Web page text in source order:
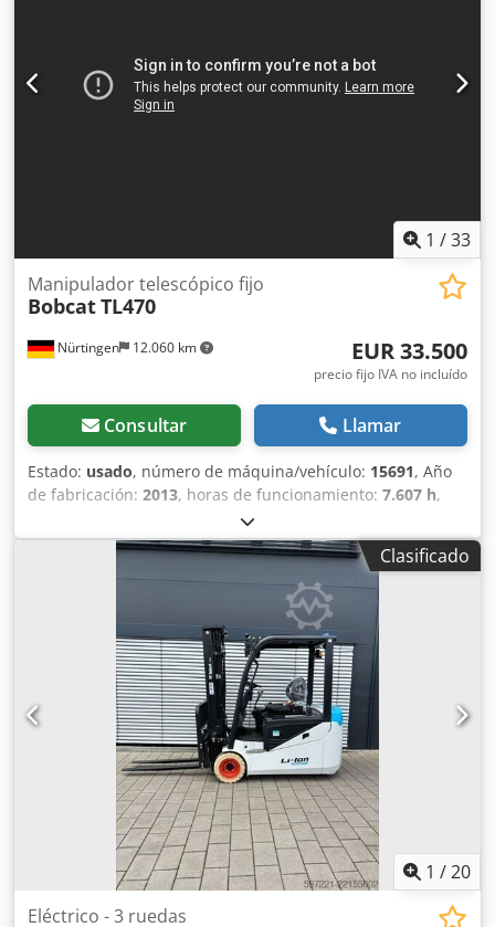
1 /33
Nürtingen 12.060 km
Manipulador telescópico fijo
BobcatTL470
EUR 33.500
precio fijo IVA no incluído
Consultar Llamar
Estado: usado, número de máquina/vehículo: 15691, Año
de fabricación: 2013, horas de funcionamiento: 7.607 h,
7.000 mm, tipo de motor: Diésel,
fabricante: Bobcat Csdjw R Av Iopfx Afporf
Clasificado
1 /20
Eléctrico - 3 ruedas